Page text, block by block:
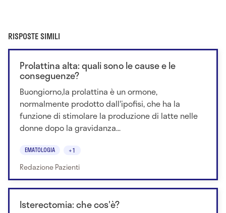
RISPOSTE SIMILI
Prolattina alta: quali sono le cause e le
conseguenze?
Buongiorno,la prolattina è un ormone,
normalmente prodotto dall'ipofisi, che ha la
funzione di stimolare la produzione di latte nelle
donne dopo la gravidanza...
EMATOLOGIA +1
Redazione Pazienti
Isterectomia: che cos'è?